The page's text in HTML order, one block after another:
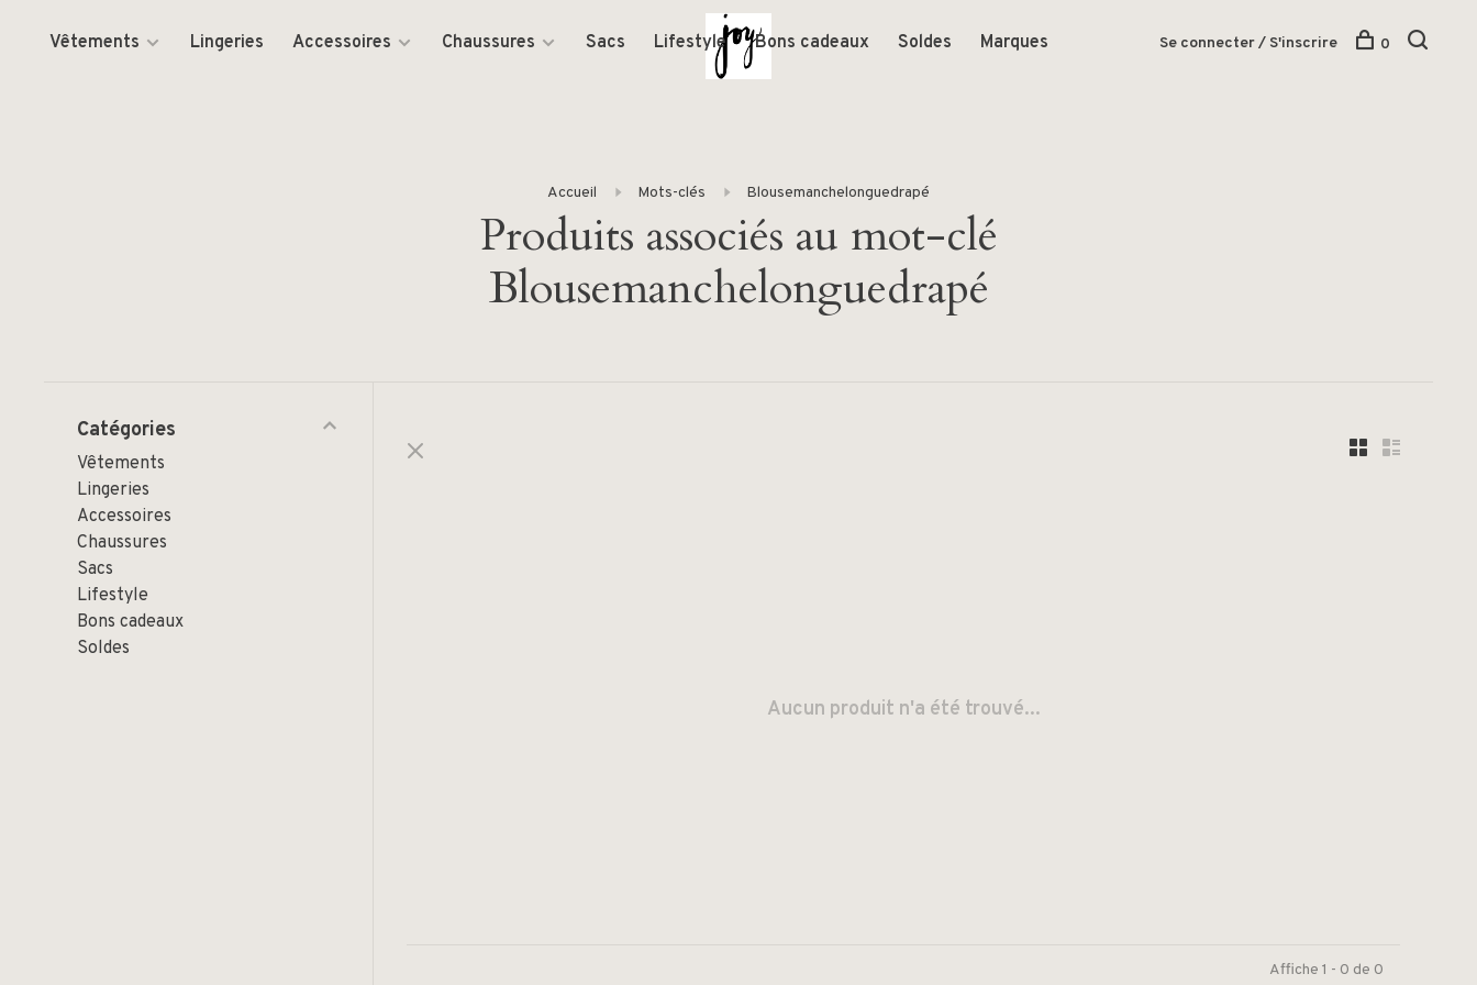
Vêtements Lingeries Accessoires Chaussures Sacs Lifestyle Bons cadeaux Soldes Marques Se connecter / S'inscrire 0
Accueil Mots-clés Blousemanchelonguedrapé
Produits associés au mot-clé
Blousemanchelonguedrapé
Catégories
Vêtements
Lingeries
Accessoires
Chaussures
Sacs
Lifestyle
Bons cadeaux
Soldes
Aucun produit n'a été trouvé...
Affiche 1 - 0 de 0